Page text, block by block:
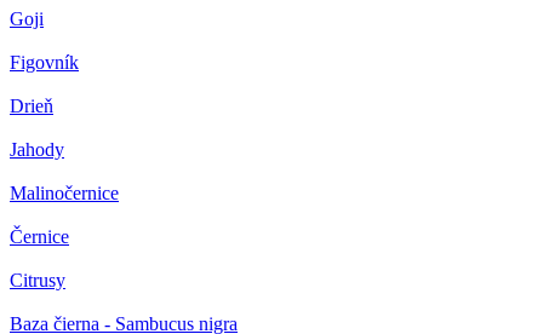
Goji
Figovník
Drieň
Jahody
Malinočernice
Černice
Citrusy
Baza čierna - Sambucus nigra